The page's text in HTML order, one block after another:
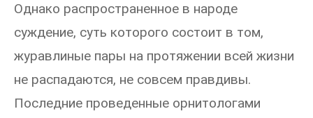
Однако распространенное в народе
суждение, суть которого состоит в том,
журавлиные пары на протяжении всей жизни
не распадаются, не совсем правдивы.
Последние проведенные орнитологами